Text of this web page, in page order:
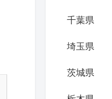
千葉県
埼玉県
茨城県